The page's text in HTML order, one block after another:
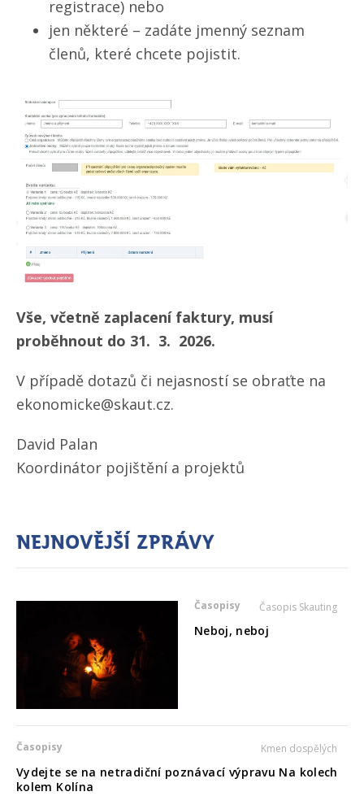
registrace) nebo
jen některé – zadáte jmenný seznam
členů, které chcete pojistit.
Vše, včetně zaplacení faktury, musí
proběhnout do 31. 3. 2026.
V případě dotazů či nejasností se obraťte na
ekonomicke@skaut.cz.
David Palan
Koordinátor pojištění a projektů
Nejnovější zprávy
Časopisy Časopis Skauting
Neboj, neboj
Časopisy Kmen dospělých
Vydejte se na netradiční poznávací výpravu Na kolech
kolem Kolína